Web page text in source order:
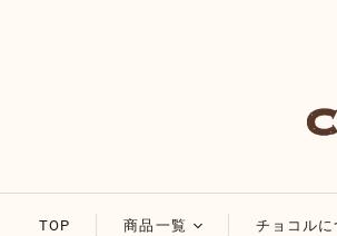
TOP 商品一覧 チョコルに